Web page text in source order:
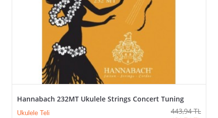
Hannabach 232MT Ukulele Strings Concert Tuning
Ukulele Teli 443,94 TL